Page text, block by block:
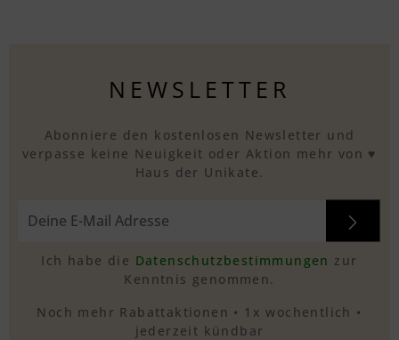
NEWSLETTER
Abonniere den kostenlosen Newsletter und
verpasse keine Neuigkeit oder Aktion mehr von ♥
Haus der Unikate.
Ich habe die Datenschutzbestimmungen zur
Kenntnis genommen.
Noch mehr Rabattaktionen • 1x wochentlich •
jederzeit kündbar